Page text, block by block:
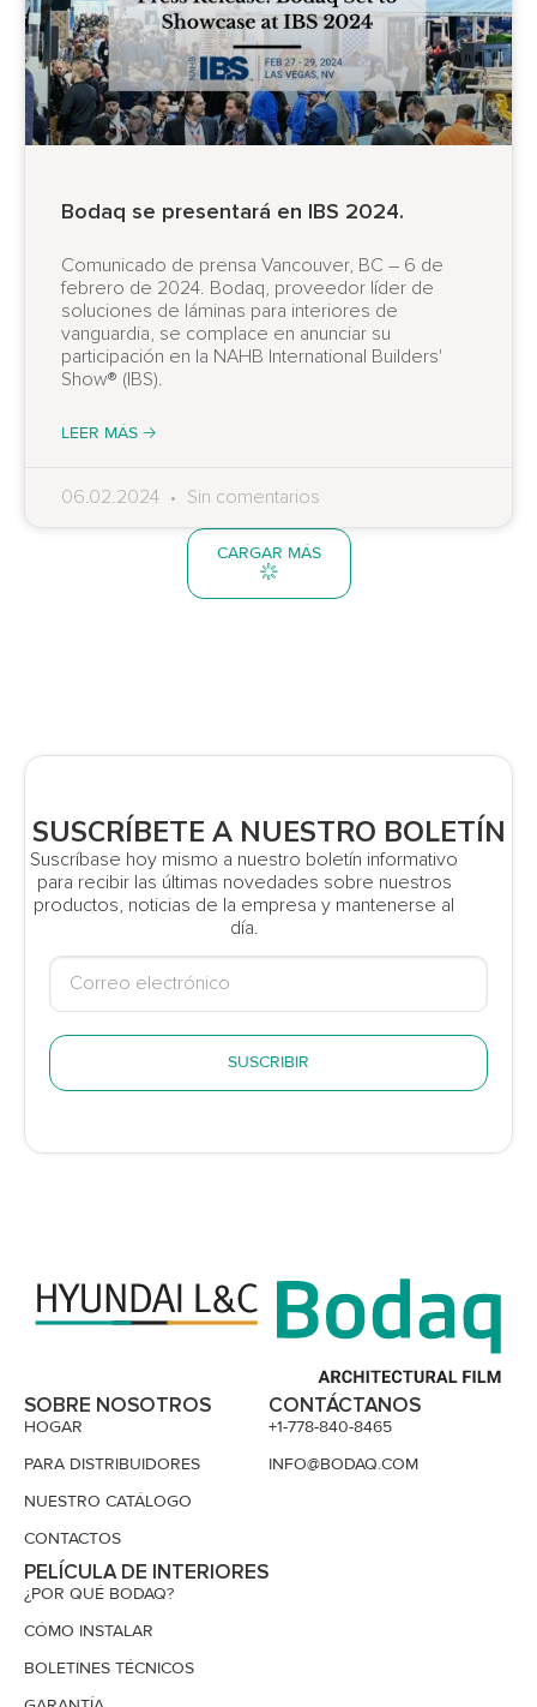
Bodaq se presentará en IBS 2024.
Comunicado de prensa Vancouver, BC – 6 de
febrero de 2024. Bodaq, proveedor líder de
soluciones de láminas para interiores de
vanguardia, se complace en anunciar su
participación en la NAHB International Builders'
Show® (IBS).
LEER MÁS 🡢
06.02.2024 Sin comentarios
CARGAR MÁS
SUSCRÍBETE A NUESTRO BOLETÍN
Suscríbase hoy mismo a nuestro boletín informativo
para recibir las últimas novedades sobre nuestros
productos, noticias de la empresa y mantenerse al
día.
SUSCRIBIR
SOBRE NOSOTROS
HOGAR
PARA DISTRIBUIDORES
NUESTRO CATÁLOGO
CONTACTOS
PELÍCULA DE INTERIORES
¿POR QUÉ BODAQ?
CÓMO INSTALAR
BOLETINES TÉCNICOS
CONTÁCTANOS
+1-778-840-8465
INFO@BODAQ.COM